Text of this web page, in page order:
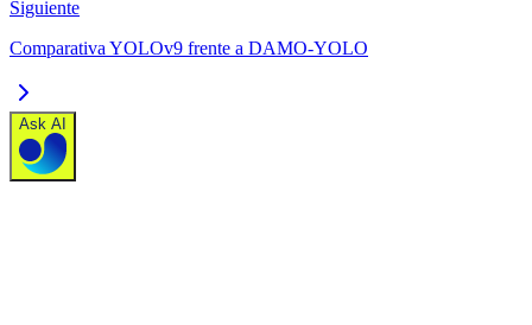
Siguiente
Comparativa YOLOv9 frente a DAMO-YOLO
Ask AI